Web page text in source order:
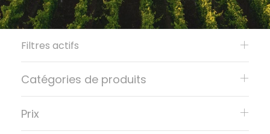
Filtres actifs
Catégories de produits
Prix